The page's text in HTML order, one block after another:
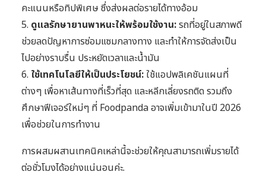
คะแนนหรือทิปพิเศษ ซึ่งส่งผลต่อรายได้ทางอ้อม
5. ดูแลรักษายานพาหนะให้พร้อมใช้งาน:รถที่อยู่ในสภาพดี
ช่วยลดปัญหาการซ่อมแซมกลางทาง และทำให้การจัดส่งเป็น
ไปอย่างราบรื่น ประหยัดเวลาและน้ำมัน
6. ใช้เทคโนโลยีให้เป็นประโยชน์:ใช้แอปพลิเคชันแผนที่
ต่างๆ เพื่อหาเส้นทางที่เร็วที่สุด และหลีกเลี่ยงรถติด รวมถึง
ศึกษาฟีเจอร์ใหม่ๆ ที่ Foodpanda อาจเพิ่มเข้ามาในปี 2026
เพื่อช่วยในการทำงาน
การผสมผสานเทคนิคเหล่านี้จะช่วยให้คุณสามารถเพิ่มรายได้
ต่อชั่วโมงได้อย่างแน่นอนค่ะ.